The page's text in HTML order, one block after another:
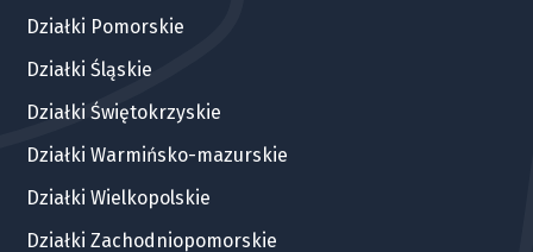
Działki Pomorskie
Działki Śląskie
Działki Świętokrzyskie
Działki Warmińsko-mazurskie
Działki Wielkopolskie
Działki Zachodniopomorskie